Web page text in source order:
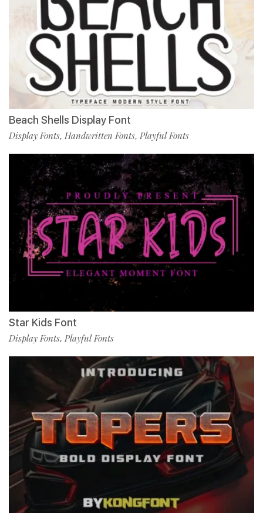
Beach Shells Display Font
Display Fonts, Handwritten Fonts, Playful Fonts
Star Kids Font
Display Fonts, Playful Fonts